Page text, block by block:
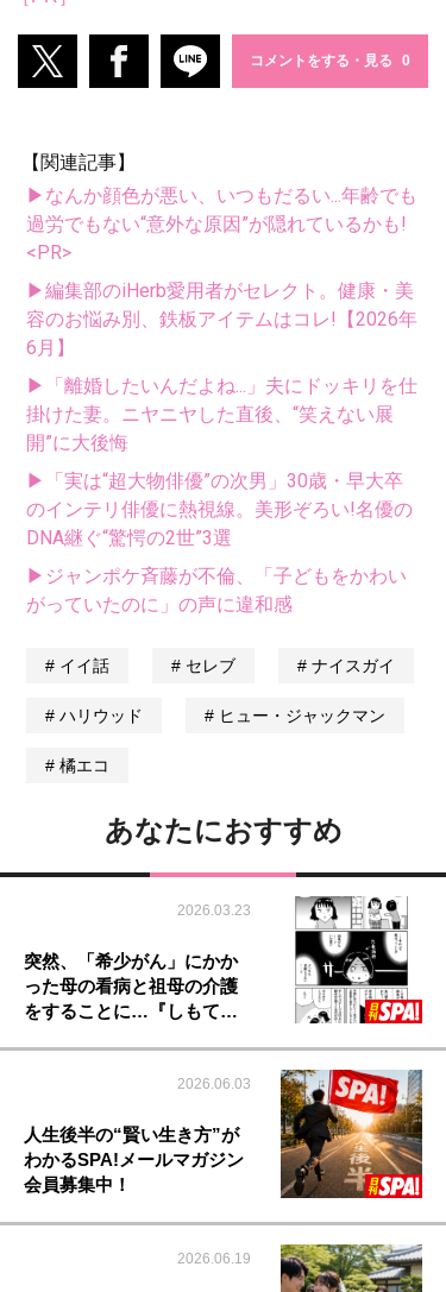
コメントをする・見る
【関連記事】
▶なんか顔色が悪い、いつもだるい...年齢でも
過労でもない“意外な原因”が隠れているかも!
<PR>
▶編集部のiHerb愛用者がセレクト。健康・美
容のお悩み別、鉄板アイテムはコレ!【2026年
6月】
▶「離婚したいんだよね...」夫にドッキリを仕
掛けた妻。ニヤニヤした直後、“笑えない展
開”に大後悔
▶「実は“超大物俳優”の次男」30歳・早大卒
のインテリ俳優に熱視線。美形ぞろい!名優の
DNA継ぐ“驚愕の2世”3選
▶ジャンポケ斉藤が不倫、「子どもをかわい
がっていたのに」の声に違和感
イイ話 セレブ ナイスガイ
ハリウッド ヒュー・ジャックマン
橘エコ
あなたにおすすめ
2026.03.23
突然、「希少がん」にかか
った母の看病と祖母の介護
をすることに…『しもて…
2026.06.03
人生後半の“賢い生き方”が
わかるSPA!メールマガジン
会員募集中！
2026.06.19